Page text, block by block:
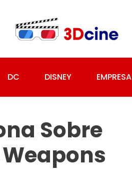
DC DISNEY EMPRESA
Sobre